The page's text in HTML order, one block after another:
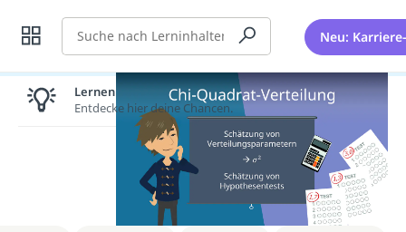
Suche Neu:
Lernen lohnt sich!
Entdecke hier deine Chancen.